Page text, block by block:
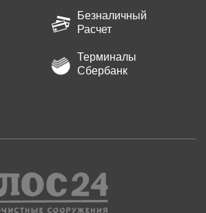
Безналичный
Расчет
Терминалы
Сбербанк